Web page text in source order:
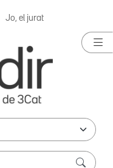
Jo, el jurat